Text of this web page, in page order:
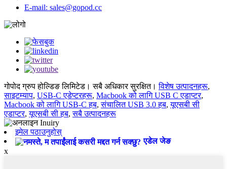
E-mail: sales@gopod.cc
गोपोद ग्रुप होल्डिङ लिमिटेड। सबै अधिकार सुरक्षित। विशेष उत्पादनहरू,
साइटम्याप, USB-C एडेप्टरहरू, Macbook को लागि USB C एडाप्टर,
Macbook को लागि USB-C हब,संचालित USB 3.0 हब,यूएसबी सी
एडाप्टर,यूएसबी सी हब,सबै उत्पादनहरू
इमेल पठाउनुहोस्
एडेल जेङ
x